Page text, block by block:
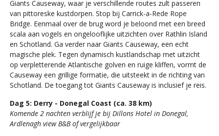
Giants Causeway, waar je verschillende routes zult passeren
van pittoreske kustdorpen. Stop bij Carrick-a-Rede Rope
Bridge. Eenmaal over de brug word je beloond met een breed
scala aan vogels en ongelooflijke uitzichten over Rathlin Island
en Schotland. Ga verder naar Giants Causeway, een echt
magische plek. Tegen dynamisch kustlandschap met uitzicht
op verpletterende Atlantische golven en ruige kliffen, vormt de
Causeway een grillige formatie, die uitsteekt in de richting van
Schotland. De toegang tot Giants Causeway is inclusief je reis.
Dag 5: Derry - Donegal Coast (ca. 38 km)
Komende 2 nachten verblijf je bij Dillons Hotel in Donegal,
Ardlenagh view B&B of vergelijkbaar